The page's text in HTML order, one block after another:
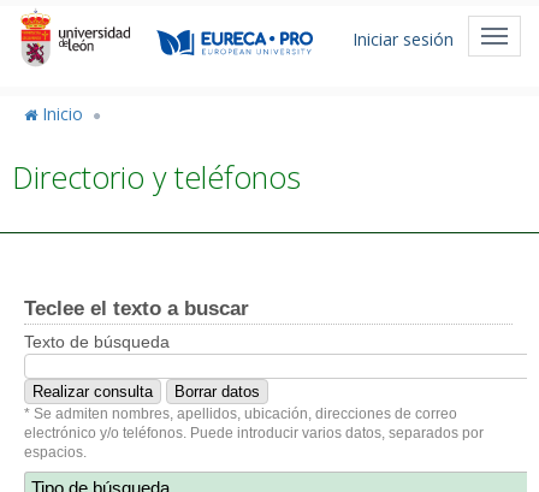
Pasar
contenido
Menú
Iniciar sesión
Inicio
Directorio y teléfonos